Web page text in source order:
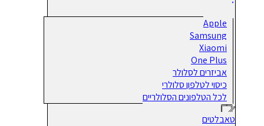
Apple
Samsung
Xiaomi
One Plus
אביזרים לסלולר
כיסוי לטלפון סלולרי
לכל הטלפונים הסלולריים
טאבלטים